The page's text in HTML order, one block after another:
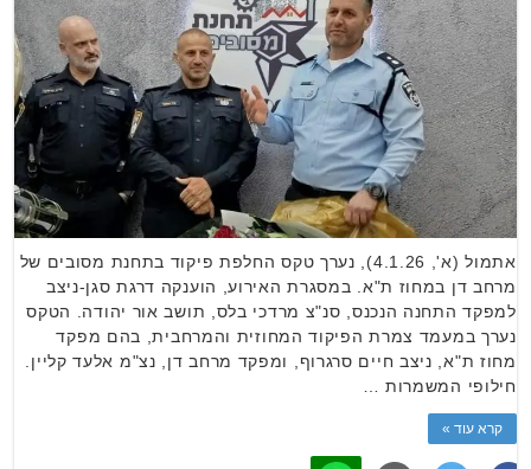
אתמול (א', 4.1.26), נערך טקס החלפת פיקוד בתחנת מסובים של
מרחב דן במחוז ת"א. במסגרת האירוע, הוענקה דרגת סגן-ניצב
למפקד התחנה הנכנס, סנ"צ מרדכי בלס, תושב אור יהודה. הטקס
נערך במעמד צמרת הפיקוד המחוזית והמרחבית, בהם מפקד
מחוז ת"א, ניצב חיים סרגרוף, ומפקד מרחב דן, נצ"מ אלעד קליין.
חילופי המשמרות …
קרא עוד »